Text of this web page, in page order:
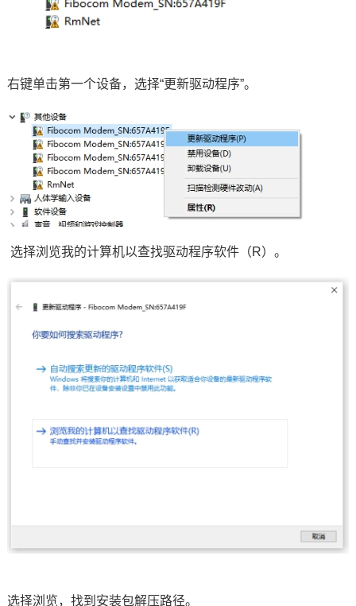
右键单击第一个设备，选择“更新驱动程序”。
选择浏览我的计算机以查找驱动程序软件（R）。
选择浏览，找到安装包解压路径。